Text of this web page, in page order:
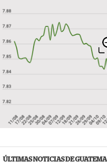
ÚLTIMAS NOTICIAS DE